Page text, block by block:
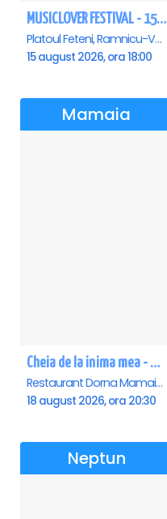
MUSICLOVER FESTIVAL - 15 AUGUST - CONNECT-R, DELIA, RON HEWITT, NICKI M, AURIKA
Platoul Feteni, Ramnicu-Valcea
15 august 2026, ora 18:00
Mamaia
Cheia de la inima mea - Mamaia
Restaurant Dorna Mamaia, Mamaia
18 august 2026, ora 20:30
Neptun